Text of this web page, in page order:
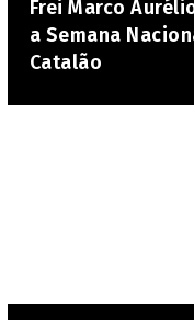
Frei Marco
a Semana
Catalão